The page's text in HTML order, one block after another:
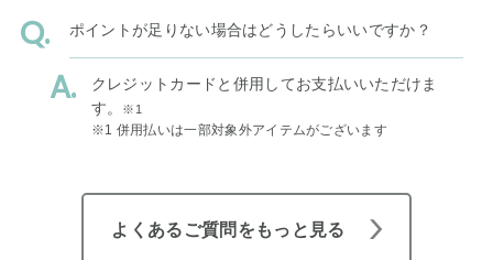
ポイントが足りない場合はどうしたらいいですか？
クレジットカードと併用してお支払いいただけま
す。
※1
※1 併用払いは一部対象外アイテムがございます
よくあるご質問をもっと見る